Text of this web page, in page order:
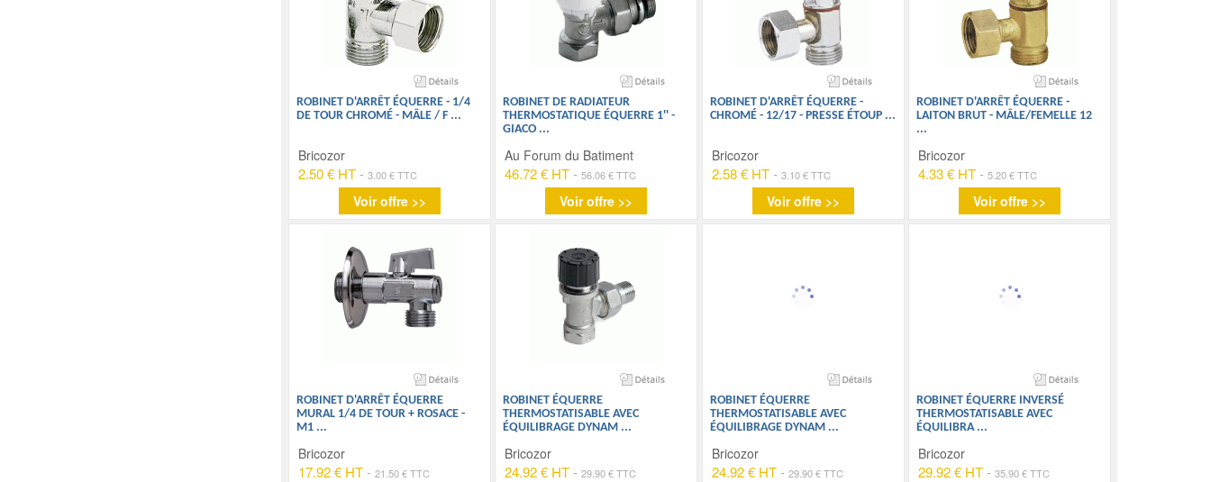
ROBINET D'ARRÊT ÉQUERRE - 1/4
DE TOUR CHROMÉ - MÂLE / F ...
Bricozor
2.50 € HT - 3.00 € TTC
Voir offre >>
ROBINET DE RADIATEUR
THERMOSTATIQUE ÉQUERRE 1'' -
GIACO ...
Au Forum du Batiment
46.72 € HT-56.06 € TTC
Voir offre >>
ROBINET D'ARRÊT ÉQUERRE -
CHROMÉ - 12/17 - PRESSE ÉTOUP ...
Bricozor
2.58 € HT - 3.10 € TTC
Voir offre >>
ROBINET D'ARRÊT ÉQUERRE -
LAITON BRUT - MÂLE/FEMELLE 12
...
Bricozor
4.33 € HT-5.20 € TTC
Voir offre >>
ROBINET D'ARRÊT ÉQUERRE
MURAL 1/4 DE TOUR + ROSACE -
M1 ...
Bricozor
17.92 € HT - 21.50 € TTC
ROBINET ÉQUERRE
THERMOSTATISABLE AVEC
ÉQUILIBRAGE DYNAM ...
Bricozor
24.92 € HT-29.90 € TTC
ROBINET ÉQUERRE
THERMOSTATISABLE AVEC
ÉQUILIBRAGE DYNAM ...
Bricozor
24.92 € HT - 29.90 € TTC
ROBINET ÉQUERRE INVERSÉ
THERMOSTATISABLE AVEC
ÉQUILIBRA ...
Bricozor
29.92 € HT-35.90 € TTC